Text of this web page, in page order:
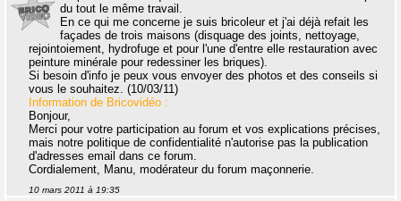
du tout le même travail.
En ce qui me concerne je suis bricoleur et j'ai déjà refait les
façades de trois maisons (disquage des joints, nettoyage,
rejointoiement, hydrofuge et pour l'une d'entre elle restauration avec
peinture minérale pour redessiner les briques).
Si besoin d'info je peux vous envoyer des photos et des conseils si
vous le souhaitez. (10/03/11)
Information de Bricovidéo :
Bonjour,
Merci pour votre participation au forum et vos explications précises,
mais notre politique de confidentialité n'autorise pas la publication
d'adresses email dans ce forum.
Cordialement, Manu, modérateur du forum maçonnerie.
10 mars 2011 à 19:35